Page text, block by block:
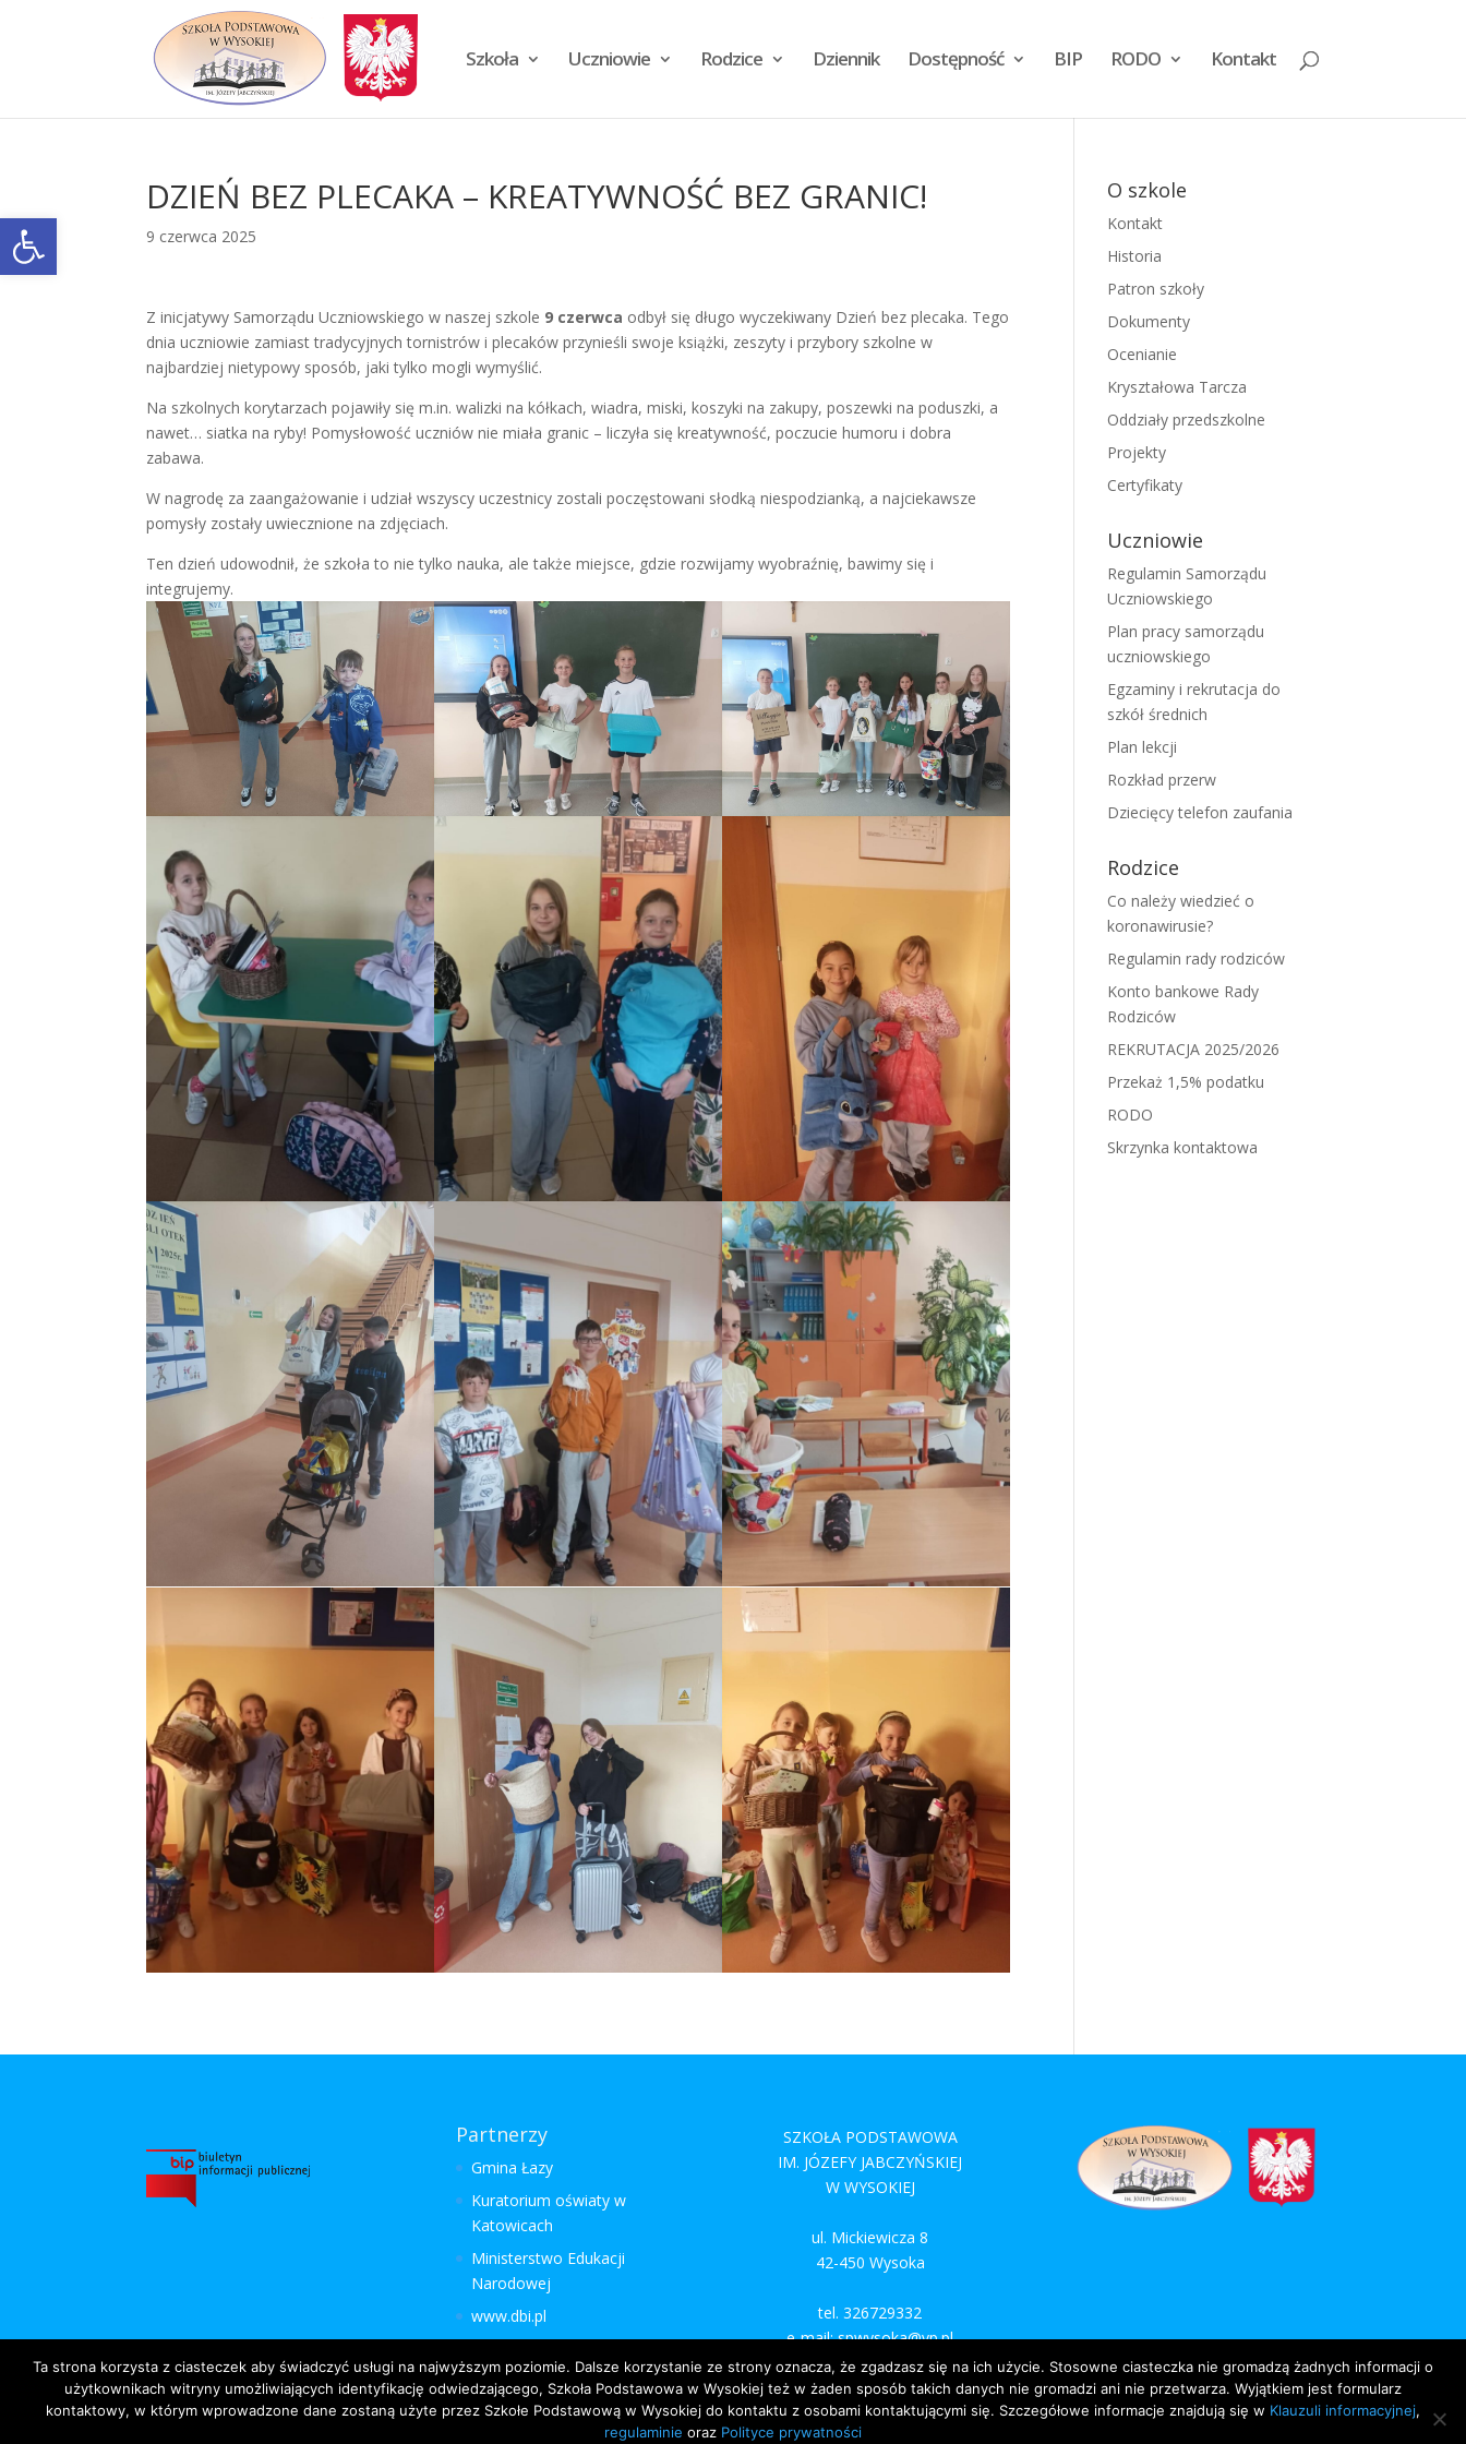
Otwórz pasek narzędzi
Szkoła Uczniowie Rodzice Dziennik Dostępność BIP RODO Kontakt
DZIEŃ BEZ PLECAKA – KREATYWNOŚĆ BEZ GRANIC!
9 czerwca 2025
Z inicjatywy Samorządu Uczniowskiego w naszej szkole 9 czerwca odbył się długo wyczekiwany Dzień bez plecaka. Tego
dnia uczniowie zamiast tradycyjnych tornistrów i plecaków przynieśli swoje książki, zeszyty i przybory szkolne w
najbardziej nietypowy sposób, jaki tylko mogli wymyślić.
Na szkolnych korytarzach pojawiły się m.in. walizki na kółkach, wiadra, miski, koszyki na zakupy, poszewki na poduszki, a
nawet… siatka na ryby! Pomysłowość uczniów nie miała granic – liczyła się kreatywność, poczucie humoru i dobra
zabawa.
W nagrodę za zaangażowanie i udział wszyscy uczestnicy zostali poczęstowani słodką niespodzianką, a najciekawsze
pomysły zostały uwiecznione na zdjęciach.
Ten dzień udowodnił, że szkoła to nie tylko nauka, ale także miejsce, gdzie rozwijamy wyobraźnię, bawimy się i
integrujemy.
O szkole
Kontakt
Historia
Patron szkoły
Dokumenty
Ocenianie
Kryształowa Tarcza
Oddziały przedszkolne
Projekty
Certyfikaty
Uczniowie
Regulamin Samorządu
Uczniowskiego
Plan pracy samorządu
uczniowskiego
Egzaminy i rekrutacja do
szkół średnich
Plan lekcji
Rozkład przerw
Dziecięcy telefon zaufania
Rodzice
Co należy wiedzieć o
koronawirusie?
Regulamin rady rodziców
Konto bankowe Rady
Rodziców
REKRUTACJA 2025/2026
Przekaż 1,5% podatku
RODO
Skrzynka kontaktowa
Partnerzy
Gmina Łazy
Kuratorium oświaty w
Katowicach
Ministerstwo Edukacji
Narodowej
www.dbi.pl
SZKOŁA PODSTAWOWA
IM. JÓZEFY JABCZYŃSKIEJ
W WYSOKIEJ
ul. Mickiewicza 8
42-450 Wysoka
tel. 326729332
e-mail: spwysoka@vp.pl
https://www.spwysoka.edu.pl/
Ta strona korzysta z ciasteczek aby świadczyć usługi na najwyższym poziomie. Dalsze korzystanie ze strony oznacza, że zgadzasz się na ich użycie. Stosowne ciasteczka nie gromadzą żadnych informacji o
użytkownikach witryny umożliwiających identyfikację odwiedzającego, Szkoła Podstawowa w Wysokiej też w żaden sposób takich danych nie gromadzi ani nie przetwarza. Wyjątkiem jest formularz
kontaktowy, w którym wprowadzone dane zostaną użyte przez Szkołe Podstawową w Wysokiej do kontaktu z osobami kontaktującymi się. Szczegółowe informacje znajdują się w Klauzuli informacyjnej,
regulaminie oraz Polityce prywatności